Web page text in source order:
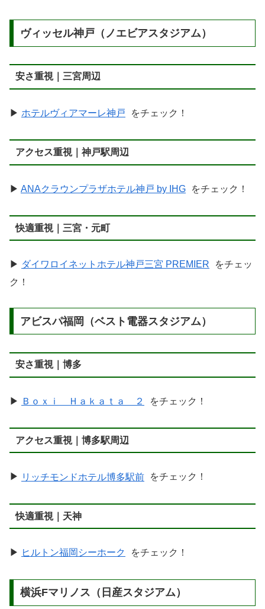
ヴィッセル神戸（ノエビアスタジアム）
安さ重視｜三宮周辺
▶ ホテルヴィアマーレ神戸 をチェック！
アクセス重視｜神戸駅周辺
▶ ANAクラウンプラザホテル神戸 by IHG をチェック！
快適重視｜三宮・元町
▶ ダイワロイネットホテル神戸三宮 PREMIER
をチェッ
ク！
アビスパ福岡（ベスト電器スタジアム）
安さ重視｜博多
▶ Ｂｏｘｉ Ｈａｋａｔａ ２ をチェック！
アクセス重視｜博多駅周辺
▶ リッチモンドホテル博多駅前 をチェック！
快適重視｜天神
▶ ヒルトン福岡シーホーク をチェック！
横浜Fマリノス（日産スタジアム）